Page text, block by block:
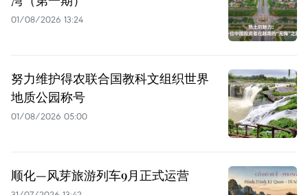
01/08/2026 13:24
努力维护得农联合国教科文组织世界
地质公园称号
01/08/2026 05:00
顺化—风芽旅游列车9月正式运营